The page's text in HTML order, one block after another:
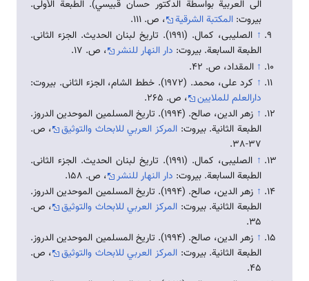
الى العربية بواسطة الدكتور حسان قبيسي). الطبعة الأولى.
بيروت: المكتبة الشرقية
، ص. ۱۱۱.
↑
الصلیبی، کمال. (1991). تاريخ لبنان الحديث. الجزء الثانی.
الطبعة السابعة. بيروت: دار النهار للنشر
، ص. ۱۷.
↑ المقداد، ص. 42.
↑ کرد علی، محمد. (1972). خطط الشام، الجزء الثانی. بيروت:
دارالعلم للملايين
، ص. ۲۶۵.
↑
زهر الدين، صالح. (1994). تاريخ المسلمين الموحدين الدروز.
الطبعة الثانية. بیروت: المركز العربي للابحاث والتوثيق
، ص.
37-38.
↑
الصلیبی، کمال. (1991). تاريخ لبنان الحديث. الجزء الثانی.
الطبعة السابعة. بيروت: دار النهار للنشر
، ص. ۱۵۸.
↑
زهر الدين، صالح. (1994). تاريخ المسلمين الموحدين الدروز.
الطبعة الثانية. بیروت: المركز العربي للابحاث والتوثيق
، ص.
۳۵.
↑
زهر الدين، صالح. (1994). تاريخ المسلمين الموحدين الدروز.
الطبعة الثانية. بیروت: المركز العربي للابحاث والتوثيق
، ص.
۴۵.